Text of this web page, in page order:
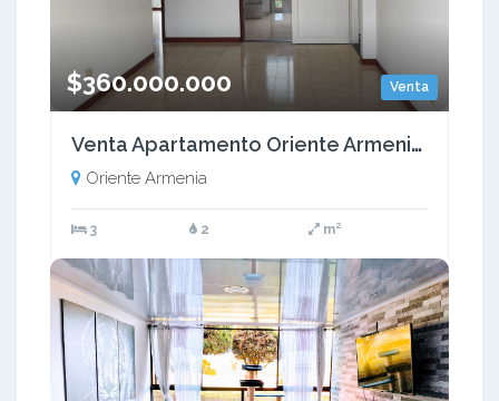
Venta
$360.000.000
Venta Apartamento Oriente Armenia. Quindío (COL) COD: 9539003
Oriente Armenia
3 2 m²